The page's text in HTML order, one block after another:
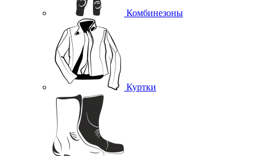
Комбинезоны
Куртки